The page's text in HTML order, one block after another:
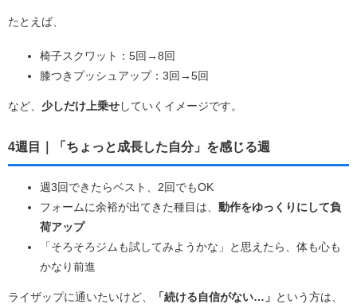
たとえば、
椅子スクワット：5回→8回
膝つきプッシュアップ：3回→5回
など、 少しだけ上乗せしていくイメージです。
4週目｜「ちょっと成長した自分」を感じる週
週3回できたらベスト、2回でもOK
フォームに余裕が出てきた種目は、 動作をゆっくりにして負
荷アップ
「そろそろジムも試してみようかな」と思えたら、体も心も
かなり前進
ライザップに通いたいけど、 「続ける自信がない…」 という方は、